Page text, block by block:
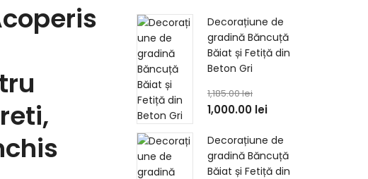
Decorațiune de
gradină Băncuță
Băiat și Fetiță din
Beton Gri
1,185.00lei
1,000.00 lei
Decorațiune de
gradină Băncuță
Băiat și Fetiță din